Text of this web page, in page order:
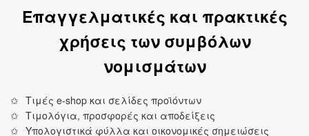
Επαγγελματικές και πρακτικές
χρήσεις των συμβόλων
νομισμάτων
Τιμές e‑shop και σελίδες προϊόντων
Τιμολόγια, προσφορές και αποδείξεις
Υπολογιστικά φύλλα και οικονομικές σημειώσεις